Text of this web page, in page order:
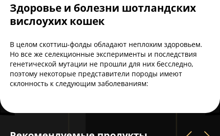
Здоровье и болезни шотландских
вислоухих кошек
В целом скоттиш-фолды обладают неплохим здоровьем.
Но все же селекционные эксперименты и последствия
генетической мутации не прошли для них бесследно,
поэтому некоторые представители породы имеют
склонность к следующим заболеваниям: